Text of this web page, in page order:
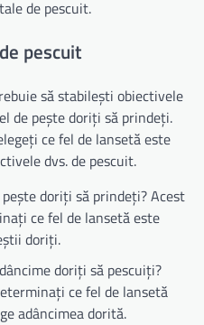
de pescuit.
pescuit
să stabilești obiectivele
de pește doriți să prindeți.
ce fel de lansetă este
dvs. de pescuit.
pește doriți să prindeți? Acest
ce fel de lansetă este
doriți.
doriți să pescuiți?
ce fel de lansetă
adâncimea dorită.